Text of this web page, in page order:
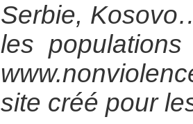
Serbie,
les
site créé pour